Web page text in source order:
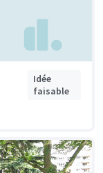
Idée
faisable